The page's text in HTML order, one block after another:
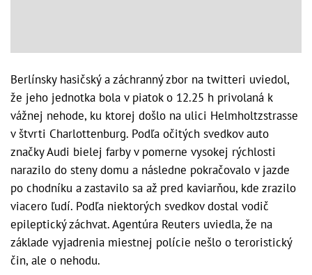
Berlínsky hasičský a záchranný zbor na twitteri uviedol,
že jeho jednotka bola v piatok o 12.25 h privolaná k
vážnej nehode, ku ktorej došlo na ulici Helmholtzstrasse
v štvrti Charlottenburg. Podľa očitých svedkov auto
značky Audi bielej farby v pomerne vysokej rýchlosti
narazilo do steny domu a následne pokračovalo v jazde
po chodníku a zastavilo sa až pred kaviarňou, kde zrazilo
viacero ľudí. Podľa niektorých svedkov dostal vodič
epileptický záchvat. Agentúra Reuters uviedla, že na
základe vyjadrenia miestnej polície nešlo o teroristický
čin, ale o nehodu.